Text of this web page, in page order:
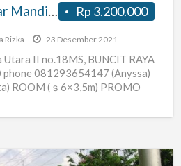
Rp 3.200.000
Kost AC TV Kamar Mandi dalam Strategis
Rizka 23 Desember 2021
Utara II no.18MS, BUNCIT RAYA
phone 081293654147 (Anyssa)
ROOM (ｓ6×3,5m) PROMO